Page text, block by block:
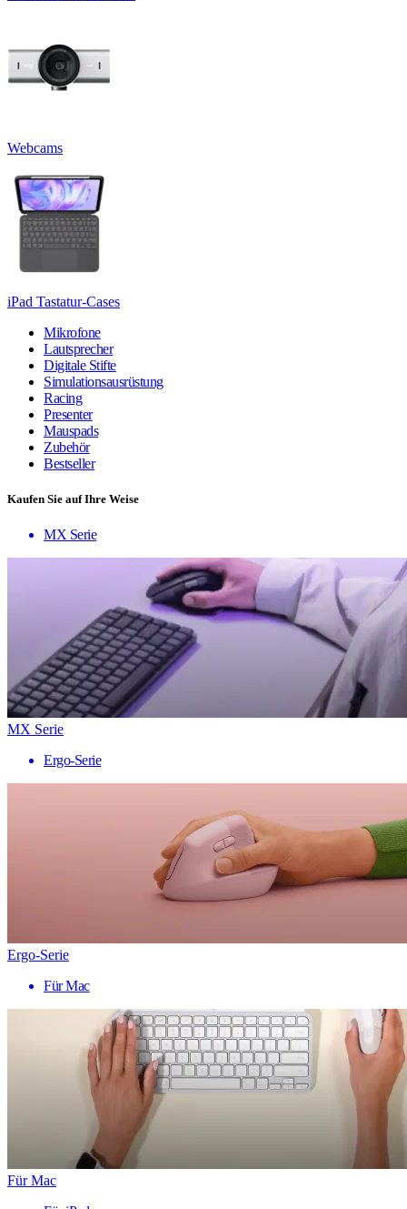
Webcams
iPad Tastatur-Cases
Mikrofone
Lautsprecher
Digitale Stifte
Simulationsausrüstung
Racing
Presenter
Mauspads
Zubehör
Bestseller
Kaufen Sie auf Ihre Weise
MX Serie
MX Serie
Ergo-Serie
Ergo-Serie
Für Mac
Für Mac